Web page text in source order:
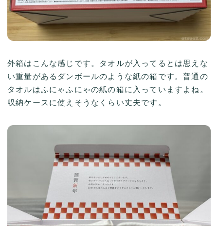
外箱はこんな感じです。タオルが入ってるとは思えな
い重量があるダンボールのような紙の箱です。普通の
タオルはふにゃふにゃの紙の箱に入っていますよね。
収納ケースに使えそうなくらい丈夫です。